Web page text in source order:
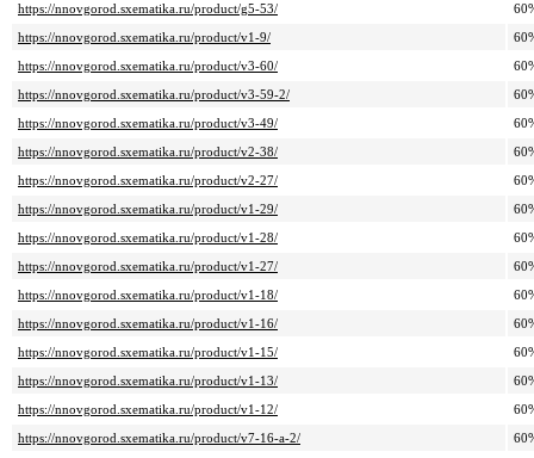
https://nnovgorod.sxematika.ru/product/g5-53/
https://nnovgorod.sxematika.ru/product/v1-9/
https://nnovgorod.sxematika.ru/product/v3-60/
https://nnovgorod.sxematika.ru/product/v3-59-2/
https://nnovgorod.sxematika.ru/product/v3-49/
https://nnovgorod.sxematika.ru/product/v2-38/
https://nnovgorod.sxematika.ru/product/v2-27/
https://nnovgorod.sxematika.ru/product/v1-29/
https://nnovgorod.sxematika.ru/product/v1-28/
https://nnovgorod.sxematika.ru/product/v1-27/
https://nnovgorod.sxematika.ru/product/v1-18/
https://nnovgorod.sxematika.ru/product/v1-16/
https://nnovgorod.sxematika.ru/product/v1-15/
https://nnovgorod.sxematika.ru/product/v1-13/
https://nnovgorod.sxematika.ru/product/v1-12/
https://nnovgorod.sxematika.ru/product/v7-16-a-2/